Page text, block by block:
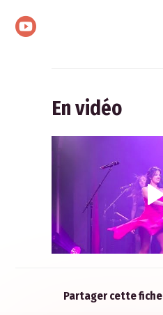
En vidéo
Partager cette fiche